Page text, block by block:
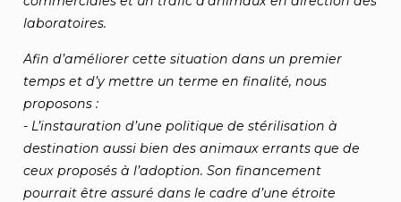
laboratoires.
Afin d’améliorer cette situation dans un premier
temps et d’y mettre un terme en finalité, nous
proposons :
- L’instauration d’une politique de stérilisation à
destination aussi bien des animaux errants que de
ceux proposés à l’adoption. Son financement
pourrait être assuré dans le cadre d’une étroite